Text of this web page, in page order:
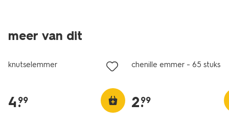
meer van dit
knutselemmer
4.
99
chenille emmer - 65 stuks
2.
99